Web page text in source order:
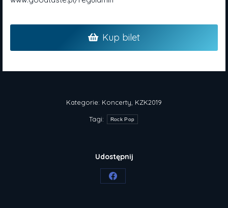
Kup bilet
Kategorie: Koncerty KZK2019
Tagi: Rock Pop
Udostępnij
Share